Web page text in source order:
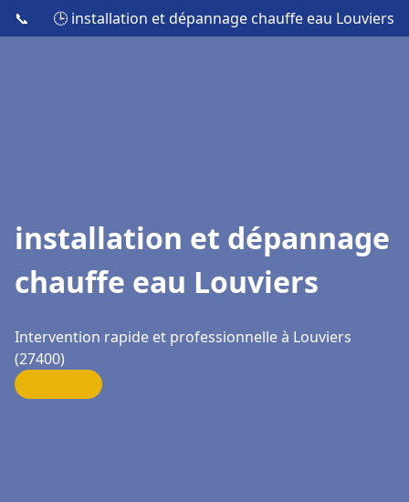
📞 🕒 installation et dépannage chauffe eau Louviers
installation et dépannage
chauffe eau Louviers
Intervention rapide et professionnelle à Louviers
(27400)